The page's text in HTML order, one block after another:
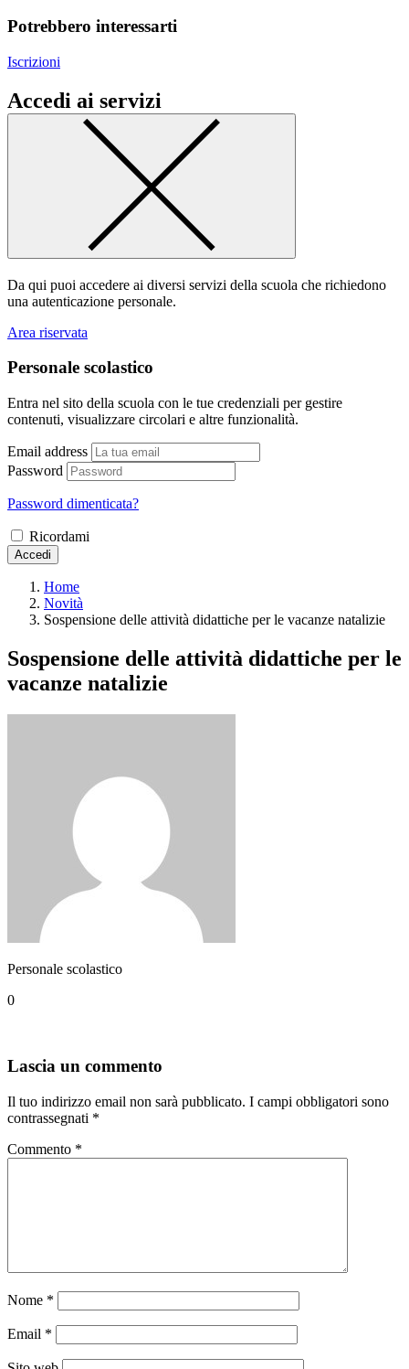
Potrebbero interessarti
Iscrizioni
Accedi ai servizi
Da qui puoi accedere ai diversi servizi della scuola che richiedono
una autenticazione personale.
Area riservata
Personale scolastico
Entra nel sito della scuola con le tue credenziali per gestire
contenuti, visualizzare circolari e altre funzionalità.
Email address
Password
Password dimenticata?
Ricordami
Accedi
Home
Novità
Sospensione delle attività didattiche per le vacanze natalizie
Sospensione delle attività didattiche per le
vacanze natalizie
Personale scolastico
0
Lascia un commento
Il tuo indirizzo email non sarà pubblicato. I campi obbligatori sono
contrassegnati *
Commento *
Nome *
Email *